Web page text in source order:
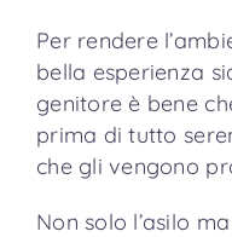
Per rendere
bella esperienza
genitore è bene
prima di tutto
che gli vengono
Non solo l’asilo